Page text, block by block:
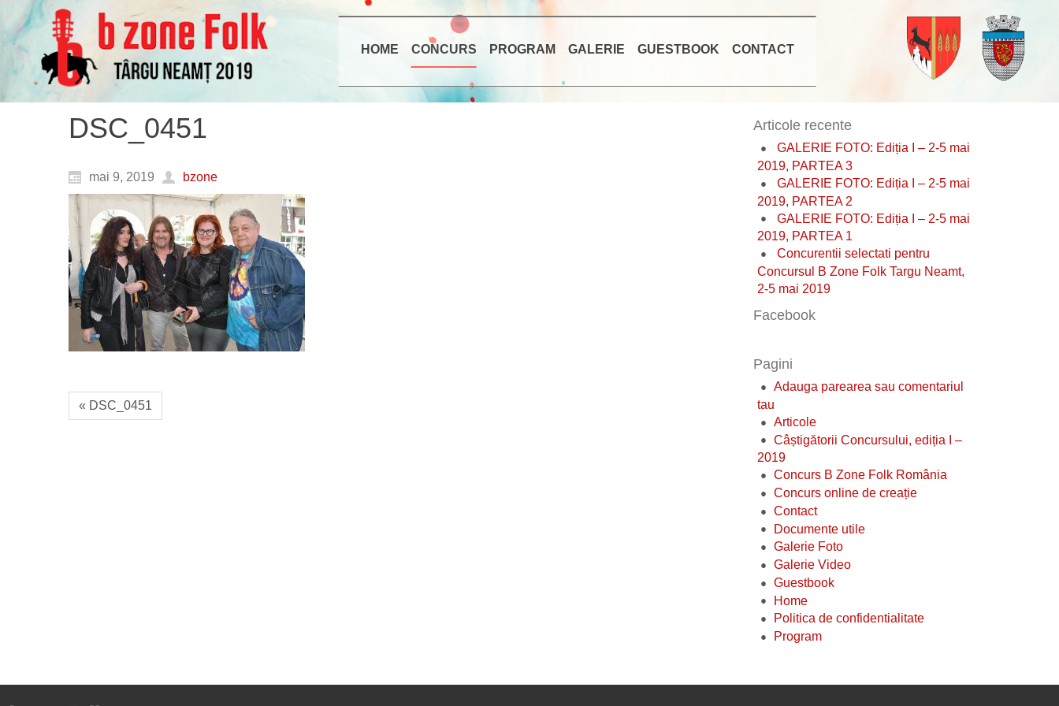
HOME CONCURS PROGRAM GALERIE GUESTBOOK CONTACT
DSC_0451
mai 9, 2019 bzone
« DSC_0451
Articole recente
GALERIE FOTO: Ediția I – 2-5 mai
2019, PARTEA 3
GALERIE FOTO: Ediția I – 2-5 mai
2019, PARTEA 2
GALERIE FOTO: Ediția I – 2-5 mai
2019, PARTEA 1
Concurentii selectati pentru
Concursul B Zone Folk Targu Neamt,
2-5 mai 2019
Facebook
Pagini
Adauga parearea sau comentariul
tau
Articole
Câștigătorii Concursului, ediția I –
2019
Concurs B Zone Folk România
Concurs online de creație
Contact
Documente utile
Galerie Foto
Galerie Video
Guestbook
Home
Politica de confidentialitate
Program